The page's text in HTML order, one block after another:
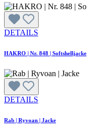
DETAILS
HAKRO | Nr. 848 | Softshelljacke
DETAILS
Rab | Ryvoan | Jacke